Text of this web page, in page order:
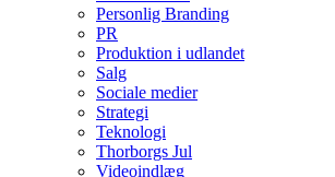
Personlig Branding
PR
Produktion i udlandet
Salg
Sociale medier
Strategi
Teknologi
Thorborgs Jul
Videoindlæg